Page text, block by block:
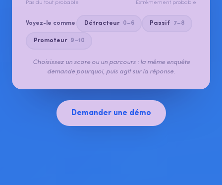
Pas du tout probable Extrêmement probable
Voyez-le comme Détracteur 0–6 Passif 7–8
Promoteur 9–10
Choisissez un score ou un parcours : la même enquête
demande pourquoi, puis agit sur la réponse.
Demander une démo